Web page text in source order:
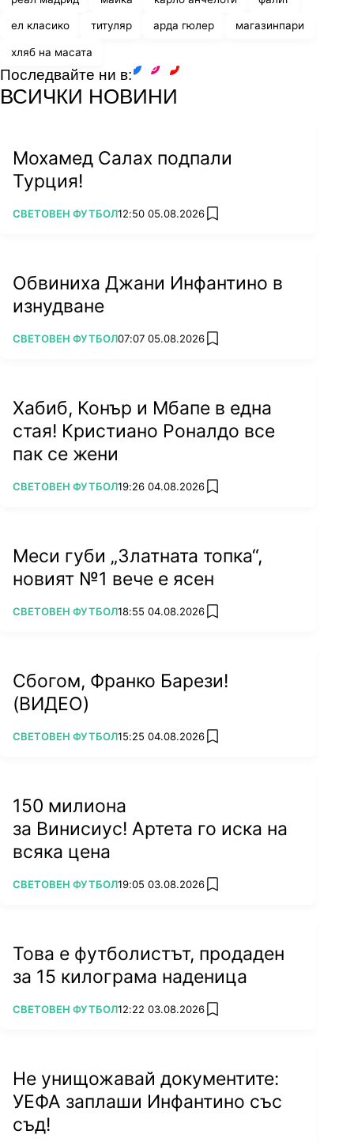
ел класико титуляр арда гюлер магазинпари
хляб на масата
Последвайте ни в:
ВСИЧКИ НОВИНИ
Мохамед Салах подпали
Турция!
ПОВЕЧЕ ОТ
СВЕТОВЕН ФУТБОЛ12:50 05.08.2026 add favorites
Обвиниха Джани Инфантино в
изнудване
ПОВЕЧЕ ОТ
СВЕТОВЕН ФУТБОЛ07:07 05.08.2026 add favorites
Хабиб, Конър и Мбапе в една
стая! Кристиано Роналдо все
пак се жени
ПОВЕЧЕ ОТ
СВЕТОВЕН ФУТБОЛ19:26 04.08.2026 add favorites
Меси губи „Златната топка“,
новият №1 вече е ясен
ПОВЕЧЕ ОТ
СВЕТОВЕН ФУТБОЛ18:55 04.08.2026 add favorites
Сбогом, Франко Барези!
(ВИДЕО)
ПОВЕЧЕ ОТ
СВЕТОВЕН ФУТБОЛ15:25 04.08.2026 add favorites
150 милиона
за Винисиус! Артета го иска на
всяка цена
ПОВЕЧЕ ОТ
СВЕТОВЕН ФУТБОЛ19:05 03.08.2026 add favorites
Това е футболистът, продаден
за 15 килограма наденица
ПОВЕЧЕ ОТ
СВЕТОВЕН ФУТБОЛ12:22 03.08.2026 add favorites
Не унищожавай документите:
УЕФА заплаши Инфантино със
съд!